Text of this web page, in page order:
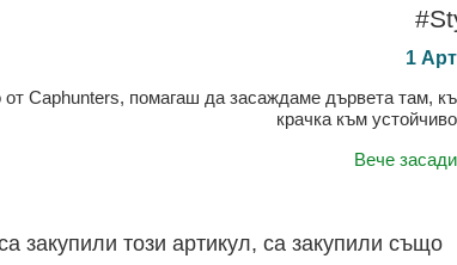
1
от Caphunters, помагаш да засаждаме дървета там,
крачка към
Вече
закупили този артикул, са закупили също